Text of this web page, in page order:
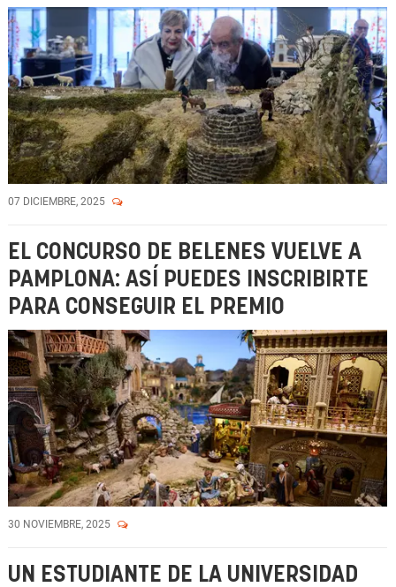
07 DICIEMBRE, 2025
EL CONCURSO DE BELENES VUELVE A
PAMPLONA: ASÍ PUEDES INSCRIBIRTE
PARA CONSEGUIR EL PREMIO
30 NOVIEMBRE, 2025
UN ESTUDIANTE DE LA UNIVERSIDAD